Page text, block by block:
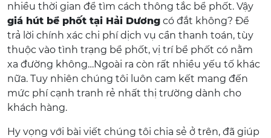
nhiều thời gian để tìm cách thông tắc bể phốt. Vậy
giá hút bể phốt tại Hải Dương có đắt không? Để
trả lời chính xác chi phí dịch vụ cần thanh toán, tùy
thuộc vào tình trạng bể phốt, vị trí bể phốt có nằm
xa đường không…Ngoài ra còn rất nhiều yếu tố khác
nữa. Tuy nhiên chúng tôi luôn cam kết mang đến
mức phí cạnh tranh rẻ nhất thị trường dành cho
khách hàng.
Hy vọng với bài viết chúng tôi chia sẻ ở trên, đã giúp